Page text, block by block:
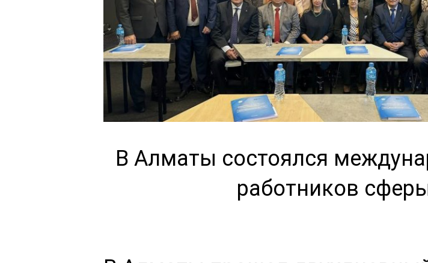
В Алматы состоялся
работников